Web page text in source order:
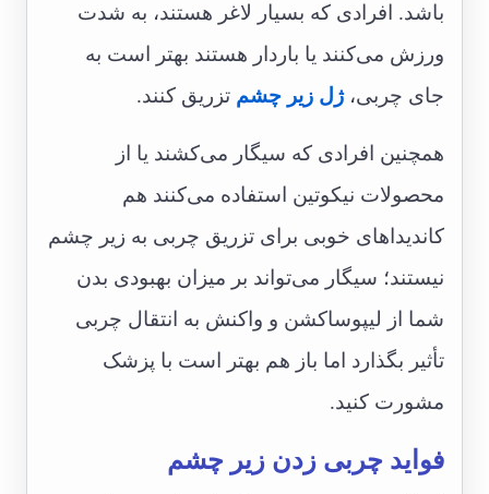
باشد. افرادی که بسیار لاغر هستند، به شدت
ورزش می‌کنند یا باردار هستند بهتر است به
جای چربی،ژل زیر چشم تزریق کنند.
همچنین افرادی که سیگار می‌کشند یا از
محصولات نیکوتین استفاده می‌کنند هم
کاندیداهای خوبی برای تزریق چربی به زیر چشم
نیستند؛ سیگار می‌تواند بر میزان بهبودی بدن
شما از لیپوساکشن و واکنش به انتقال چربی
تأثیر بگذارد اما باز هم بهتر است با پزشک
مشورت کنید.
فواید چربی زدن زیر چشم